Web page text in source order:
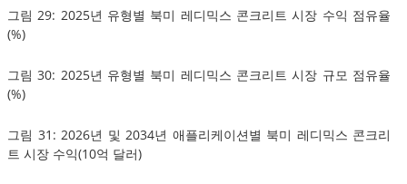
그림 29: 2025년 유형별 북미 레디믹스 콘크리트 시장 수익 점유율
(%)
그림 30: 2025년 유형별 북미 레디믹스 콘크리트 시장 규모 점유율
(%)
그림 31: 2026년 및 2034년 애플리케이션별 북미 레디믹스 콘크리
트 시장 수익(10억 달러)